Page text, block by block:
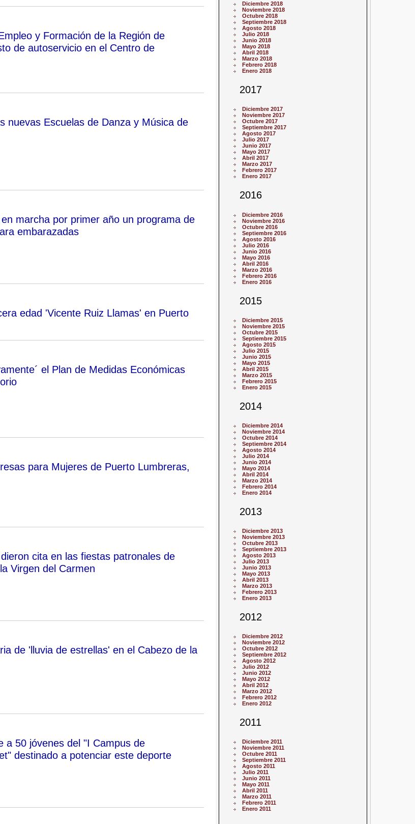
y Formación de la Región de
de autoservicio en el Centro de
nuevas Escuelas de Danza y Música de
marcha por primer año un programa de
embarazadas
edad 'Vicente Ruiz Llamas' en Puerto
el Plan de Medidas Económicas
para Mujeres de Puerto Lumbreras,
cita en las fiestas patronales de
Virgen del Carmen
de 'lluvia de estrellas' en el Cabezo de la
a 50 jóvenes del "I Campus de
destinado a potenciar este deporte
Diciembre 2018
Noviembre 2018
Octubre 2018
Septiembre 2018
Agosto 2018
Julio 2018
Junio 2018
Mayo 2018
Abril 2018
Marzo 2018
Febrero 2018
Enero 2018
2017
Diciembre 2017
Noviembre 2017
Octubre 2017
Septiembre 2017
Agosto 2017
Julio 2017
Junio 2017
Mayo 2017
Abril 2017
Marzo 2017
Febrero 2017
Enero 2017
2016
Diciembre 2016
Noviembre 2016
Octubre 2016
Septiembre 2016
Agosto 2016
Julio 2016
Junio 2016
Mayo 2016
Abril 2016
Marzo 2016
Febrero 2016
Enero 2016
2015
Diciembre 2015
Noviembre 2015
Octubre 2015
Septiembre 2015
Agosto 2015
Julio 2015
Junio 2015
Mayo 2015
Abril 2015
Marzo 2015
Febrero 2015
Enero 2015
2014
Diciembre 2014
Noviembre 2014
Octubre 2014
Septiembre 2014
Agosto 2014
Julio 2014
Junio 2014
Mayo 2014
Abril 2014
Marzo 2014
Febrero 2014
Enero 2014
2013
Diciembre 2013
Noviembre 2013
Octubre 2013
Septiembre 2013
Agosto 2013
Julio 2013
Junio 2013
Mayo 2013
Abril 2013
Marzo 2013
Febrero 2013
Enero 2013
2012
Diciembre 2012
Noviembre 2012
Octubre 2012
Septiembre 2012
Agosto 2012
Julio 2012
Junio 2012
Mayo 2012
Abril 2012
Marzo 2012
Febrero 2012
Enero 2012
2011
Diciembre 2011
Noviembre 2011
Octubre 2011
Septiembre 2011
Agosto 2011
Julio 2011
Junio 2011
Mayo 2011
Abril 2011
Marzo 2011
Febrero 2011
Enero 2011